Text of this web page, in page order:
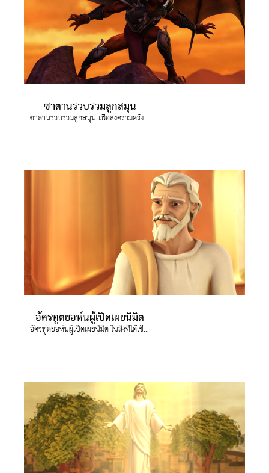
ซาตานรวบรวมลูกสมุน
ซาตานรวบรวมลูกสนุน เพื่อสงครามครั้งสุดท้าย (อารมาเกดโดน)
อัครทูตยอห์นผู้เปิดเผยนิมิต
อัครทูตยอห์นผู้เปิดเผยนิมิต ในสิ่งที่ได้เขียนในพระธรรมวิวรณ์